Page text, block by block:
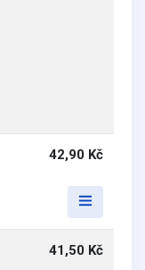
42,90 Kč
41,50 Kč